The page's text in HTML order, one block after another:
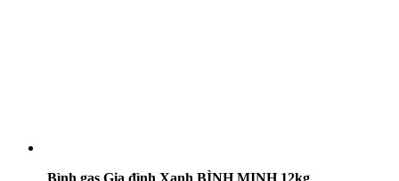
Bình gas Gia đình Xanh BÌNH MINH 12kg